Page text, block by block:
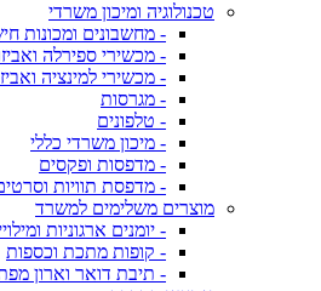
טכנולוגיה ומיכון משרדי
- מחשבונים ומכונות
- מכשירי ספירלה
- מכשירי למינציה
- מגרסות
- טלפונים
- מיכון משרדי כללי
- מדפסות ופקסים
- מדפסת תוויות
מוצרים משלימים למשרד
- יומנים ארגוניות
- קופות מתכת וכספות
- תיבת דואר וארון